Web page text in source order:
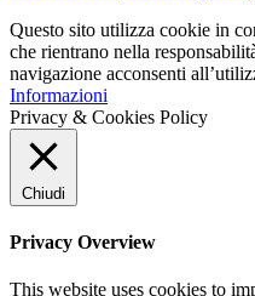
Questo sito utilizza cookie in
che rientrano nella
navigazione acconsenti
Informazioni
Privacy & Cookies Policy
Chiudi
Privacy Overview
This website uses cookies to